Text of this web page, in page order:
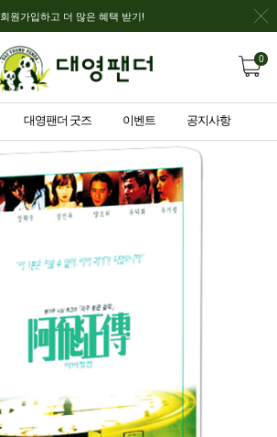
회원가입하고 더 많은 혜택 받기!
0
대영팬더 굿즈 이벤트 공지사항